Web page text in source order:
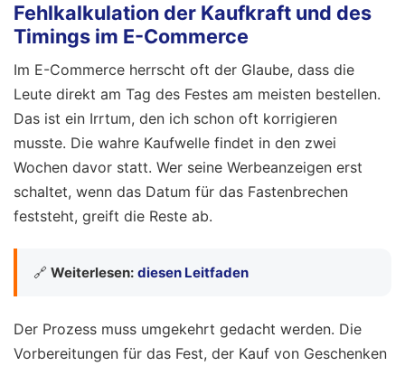
Fehlkalkulation der Kaufkraft und des
Timings im E-Commerce
Im E-Commerce herrscht oft der Glaube, dass die
Leute direkt am Tag des Festes am meisten bestellen.
Das ist ein Irrtum, den ich schon oft korrigieren
musste. Die wahre Kaufwelle findet in den zwei
Wochen davor statt. Wer seine Werbeanzeigen erst
schaltet, wenn das Datum für das Fastenbrechen
feststeht, greift die Reste ab.
🔗 Weiterlesen: diesen Leitfaden
Der Prozess muss umgekehrt gedacht werden. Die
Vorbereitungen für das Fest, der Kauf von Geschenken